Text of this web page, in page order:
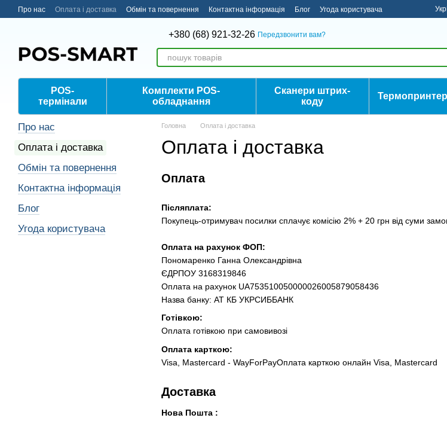
Перейти до основного контенту
Про нас Оплата і доставка Обмін та повернення Контактна інформація Блог Угода користувача Укр
+380 (68) 921-32-26 Передзвонити вам?
POS-
термінали
Комплекти POS-
обладнання
Сканери штрих-
коду
Головна Оплата і доставка
Оплата і доставка
Оплата
Післяплата:
Покупець-отримувач посилки сплачує комісію 2% + 20 грн від суми
Оплата на рахунок ФОП:
Пономаренко Ганна Олександрівна
ЄДРПОУ 3168319846
Оплата на рахунок UA753510050000026005879058436
Назва банку: АТ КБ УКРСИББАНК
Готівкою:
Оплата готівкою при самовивозі
Оплата карткою:
Visa, Mastercard - WayForPayОплата карткою онлайн Visa, Mastercard
Доставка
Нова Пошта :
Про нас
Оплата і доставка
Обмін та повернення
Контактна інформація
Блог
Угода користувача